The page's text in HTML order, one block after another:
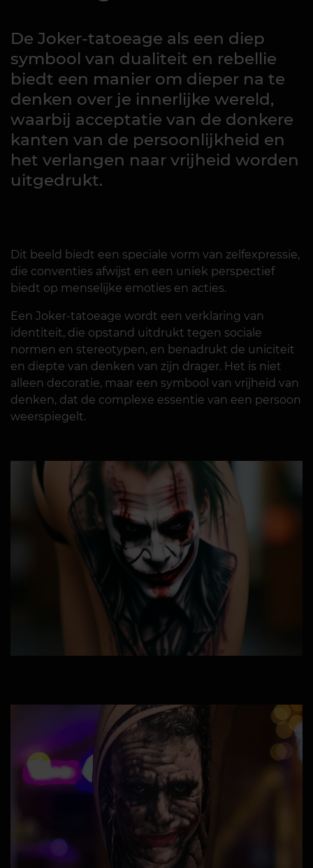
De Joker-tatoeage als een diep
symbool van dualiteit en rebellie
biedt een manier om dieper na te
denken over je innerlijke wereld,
waarbij acceptatie van de donkere
kanten van de persoonlijkheid en
het verlangen naar vrijheid worden
uitgedrukt.
Dit beeld biedt een speciale vorm van zelfexpressie,
die conventies afwijst en een uniek perspectief
biedt op menselijke emoties en acties.
Een Joker-tatoeage wordt een verklaring van
identiteit, die opstand uitdrukt tegen sociale
normen en stereotypen, en benadrukt de uniciteit
en diepte van denken van zijn drager. Het is niet
alleen decoratie, maar een symbool van vrijheid van
denken, dat de complexe essentie van een persoon
weerspiegelt.